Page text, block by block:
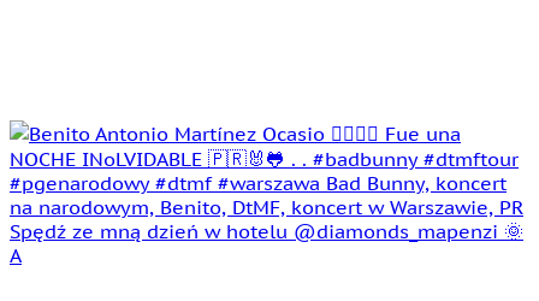
Spędź ze mną dzień w hotelu @diamonds_mapenzi 🌞
A